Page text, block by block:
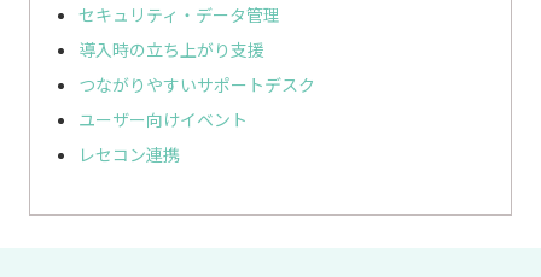
セキュリティ・データ管理
導入時の立ち上がり支援
つながりやすいサポートデスク
ユーザー向けイベント
レセコン連携